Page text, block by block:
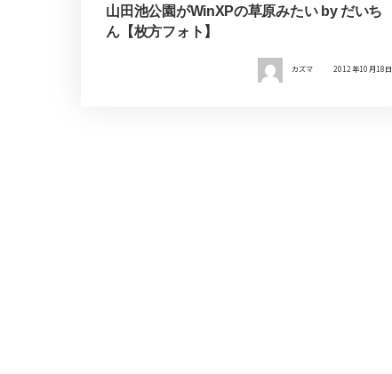
山田池公園がWinXPの草原みたい by だいち
ん【枚方フォト】
カズマ 2012年10月18日